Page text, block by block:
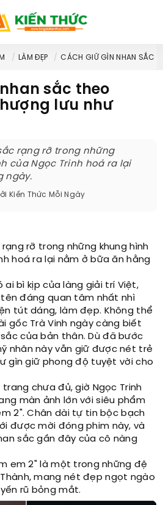
LÀM ĐẸP CÁCH GIỮ GÌN NHAN SẮC
sắc theo
lưu như
rạng rỡ trong những
của Ngọc Trinh hoá ra lại
ngày.
Kiến Thức Mỗi Ngày
rỡ trong những khung hình
hoá ra lại nằm ở bữa ăn hằng
ai bì kịp của làng giải trí Việt,
tên đáng quan tâm nhất nhì
tút dáng, làm đẹp. Không thể
gốc Trà Vinh ngày càng biết
của bản thân. Dù đã bước
nhân này vẫn giữ được nét trẻ
gìn giữ phong độ tuyệt vời cho
chưa đủ, giờ Ngọc Trinh
màn ảnh lớn với siêu phẩm
2". Chân dài tự tin bộc bạch
được mời đóng phim này, và
sắc gần đây của cô nàng
em 2" là một trong những đệ
mang nét đẹp ngọt ngào
rũ bỏng mắt.